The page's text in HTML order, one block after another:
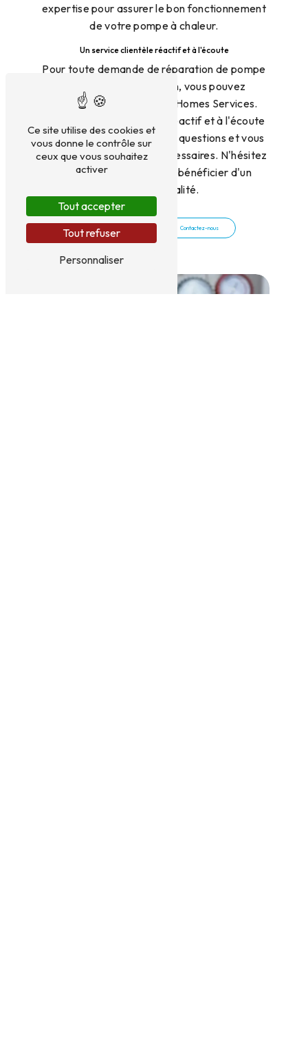
expertise pour assurer le bon fonctionnement
de votre pompe à chaleur.
Un service clientèle réactif et à l'écoute
Pour toute demande de réparation de pompe
à chaleur à L'Isle-Adam, vous pouvez
contacter C.H.S 75 Chez Homes Services.
Leur service clientèle est réactif et à l'écoute
pour répondre à toutes vos questions et vous
fournir les informations nécessaires. N'hésitez
pas à les contacter pour bénéficier d'un
service de qualité.
En savoir plus Contactez-nous
Ce site utilise des cookies et
vous donne le contrôle sur
ceux que vous souhaitez
activer
Tout accepter
Tout refuser
Personnaliser